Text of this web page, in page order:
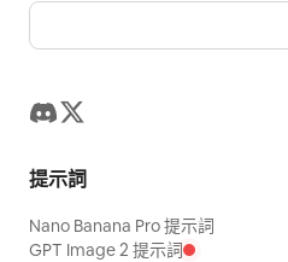
提示詞
Nano Banana Pro 提示詞
GPT Image 2 提示詞